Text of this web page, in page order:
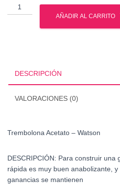
Trembolona
Acetato
AÑADIR AL CARRITO
DESCRIPCIÓN
VALORACIONES (0)
Trembolona Acetato – Watson
DESCRIPCIÓN: Para construir una
rápida es muy buen anabolizante,
ganancias se mantienen